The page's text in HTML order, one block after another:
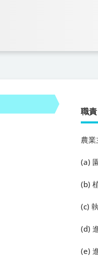
職責
農
(a)
(b)
(c)
(d)
(e)